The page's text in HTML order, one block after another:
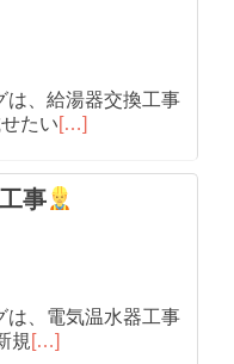
、給湯器交換工事
たい[…]
事
、電気温水器工事
規 […]